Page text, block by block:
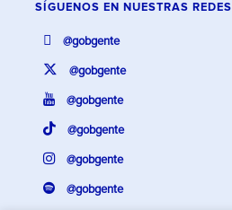
SÍGUENOS EN NUESTRAS REDES
@gobgente
@gobgente
@gobgente
@gobgente
@gobgente
@gobgente